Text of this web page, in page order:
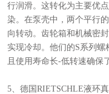
行润滑。这转化为主要优
染。在泵壳中，两个平行
向转动。齿轮箱和机械密
实现冷却。他们的S系列
且使用寿命长-低转速确保
5、德国RIETSCHLE液环